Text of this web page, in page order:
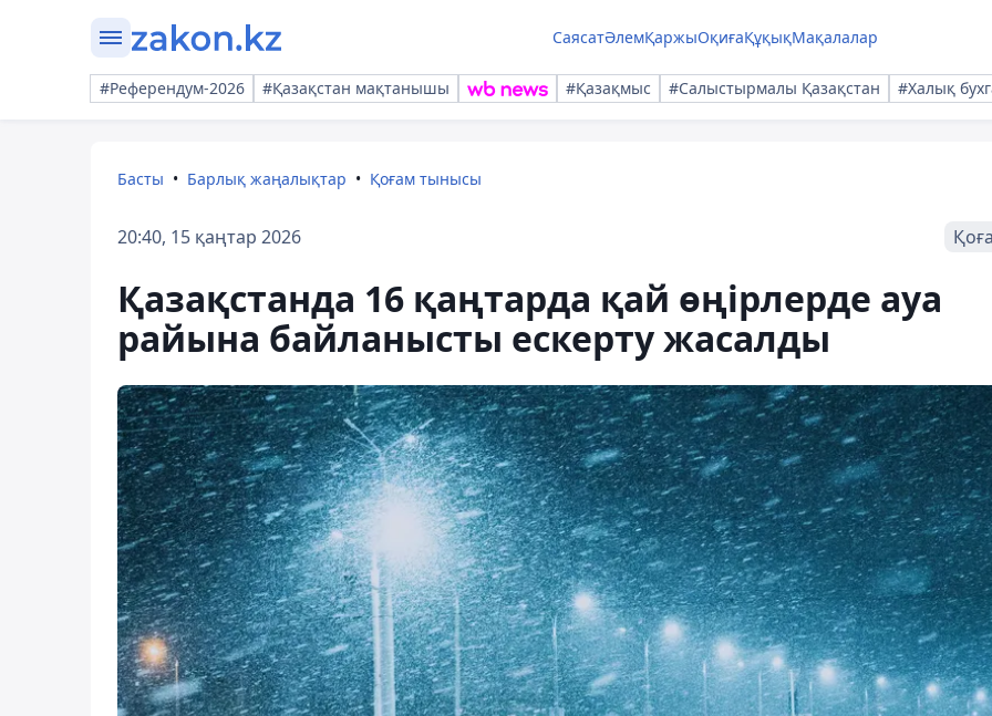
СаясатӘлемҚаржыОқиғаҚұқықМақалалар
#Референдум-2026 #Қазақстан мақтанышы #Қазақмыс #Салыстырмалы Қазақстан #Халық
Басты Барлық жаңалықтар Қоғам тынысы
20:40, 15 қаңтар 2026
Қазақстанда 16 қаңтарда қай өңірлерде ауа
райына байланысты ескерту жасалды